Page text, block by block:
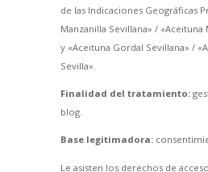
de las Indicaciones Geográficas
Manzanilla Sevillana» / «Aceituna
y «Aceituna Gordal Sevillana» /
Sevilla».
Finalidad del tratamiento:
blog.
Base legitimadora:
Le asisten los derechos de